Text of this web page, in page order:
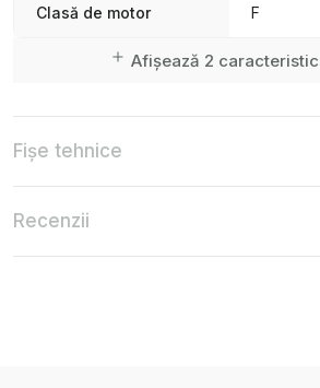
Clasă de motor F
Afișează 2
Fișe tehnice
Recenzii